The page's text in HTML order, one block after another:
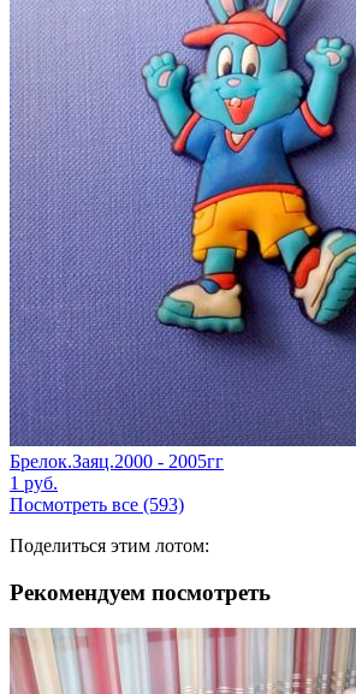
Брелок.Заяц.2000 - 2005гг
1 руб.
Посмотреть все (593)
Поделиться этим лотом:
Рекомендуем посмотреть